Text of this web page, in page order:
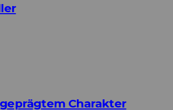
Charakter